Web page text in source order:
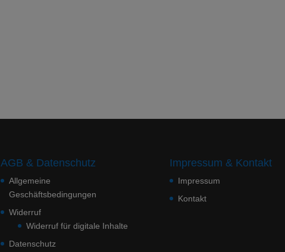
AGB & Datenschutz
Allgemeine
Geschäftsbedingungen
Widerruf
Widerruf für digitale Inhalte
Datenschutz
Impressum & Kontakt
Impressum
Kontakt